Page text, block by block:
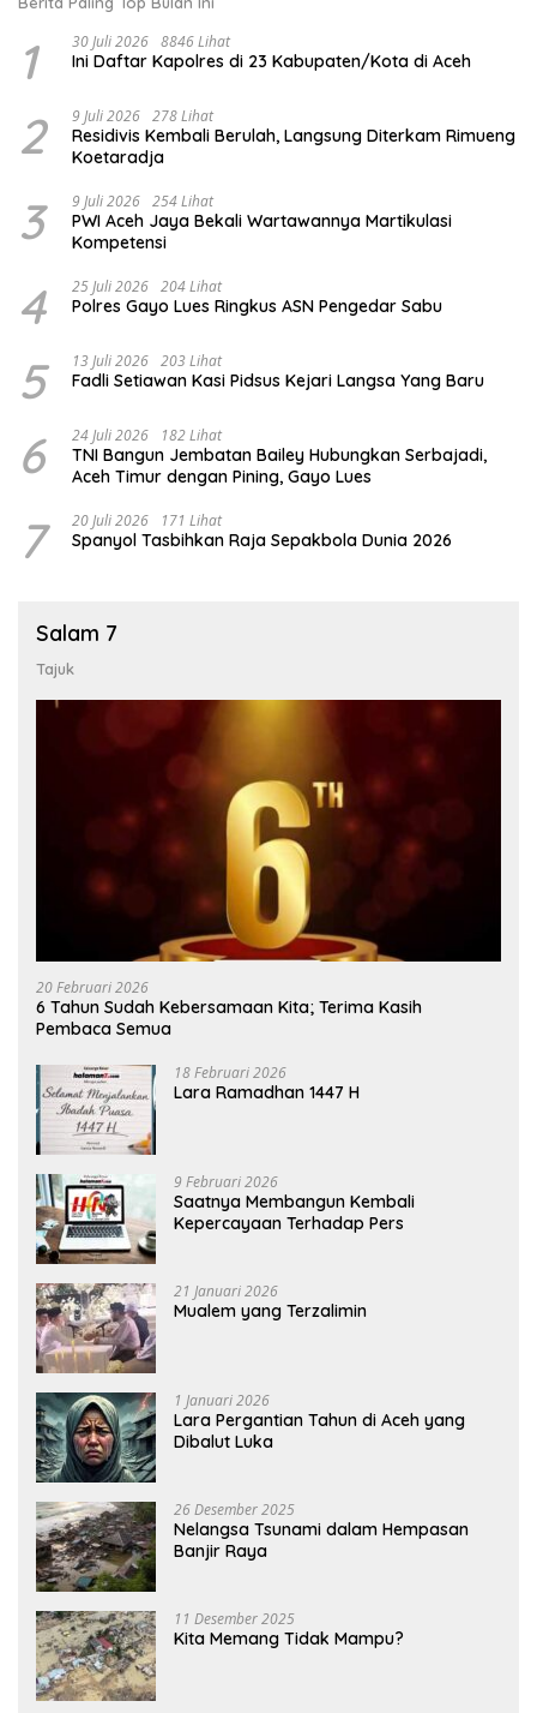
1 30 Juli 2026 8846 Lihat
Ini Daftar Kapolres di 23 Kabupaten/Kota di Aceh
2 9 Juli 2026 278 Lihat
Residivis Kembali Berulah, Langsung Diterkam Rimueng
Koetaradja
3 9 Juli 2026 254 Lihat
PWI Aceh Jaya Bekali Wartawannya Martikulasi
Kompetensi
4 25 Juli 2026 204 Lihat
Polres Gayo Lues Ringkus ASN Pengedar Sabu
5 13 Juli 2026 203 Lihat
Fadli Setiawan Kasi Pidsus Kejari Langsa Yang Baru
6 24 Juli 2026 182 Lihat
TNI Bangun Jembatan Bailey Hubungkan Serbajadi,
Aceh Timur dengan Pining, Gayo Lues
7 20 Juli 2026 171 Lihat
Spanyol Tasbihkan Raja Sepakbola Dunia 2026
Salam 7
Tajuk
20 Februari 2026
6 Tahun Sudah Kebersamaan Kita; Terima Kasih
Pembaca Semua
18 Februari 2026
Lara Ramadhan 1447 H
9 Februari 2026
Saatnya Membangun Kembali
Kepercayaan Terhadap Pers
21 Januari 2026
Mualem yang Terzalimin
1 Januari 2026
Lara Pergantian Tahun di Aceh yang
Dibalut Luka
26 Desember 2025
Nelangsa Tsunami dalam Hempasan
Banjir Raya
11 Desember 2025
Kita Memang Tidak Mampu?